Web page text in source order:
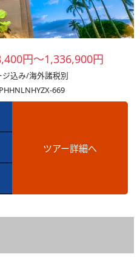
円～1,336,900円
込み/海外諸税別
669
ツアー詳細へ